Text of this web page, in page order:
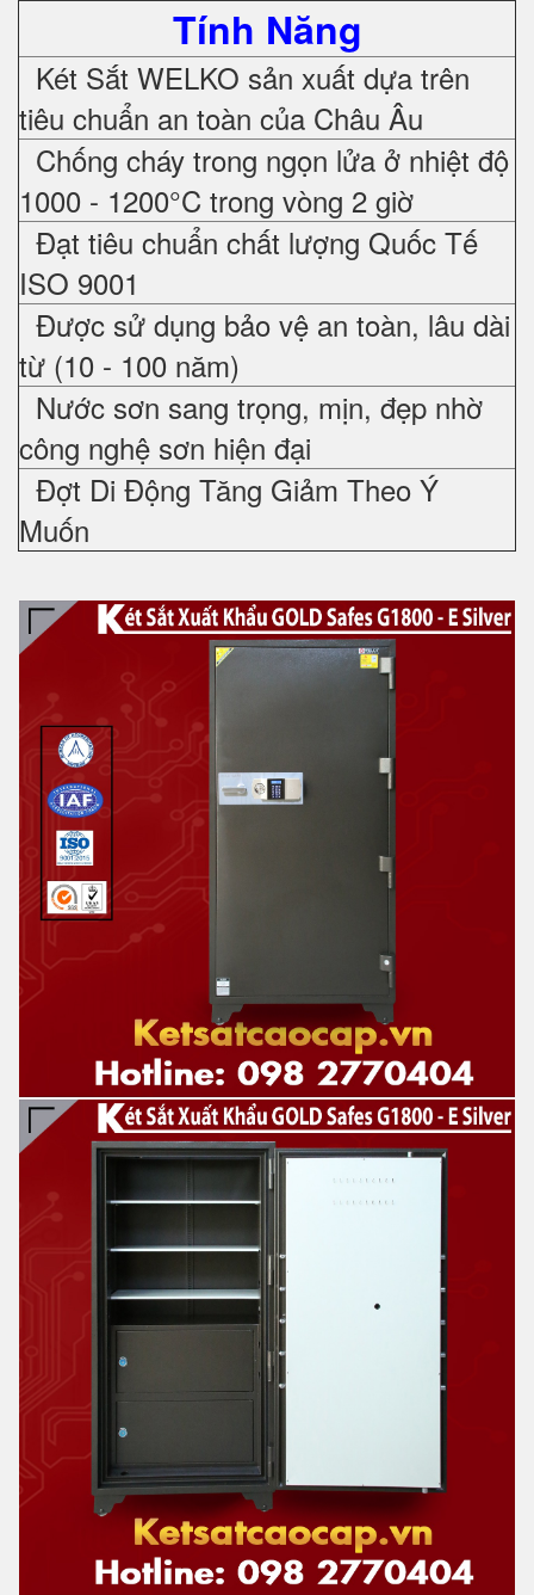
Tính Năng
Két Sắt WELKO sản xuất dựa trên
tiêu chuẩn an toàn của Châu Âu
Chống cháy trong ngọn lửa ở nhiệt độ
1000 - 1200°C trong vòng 2 giờ
Đạt tiêu chuẩn chất lượng Quốc Tế
ISO 9001
Được sử dụng bảo vệ an toàn, lâu dài
từ (10 - 100 năm)
Nước sơn sang trọng, mịn, đẹp nhờ
công nghệ sơn hiện đại
Đợt Di Động Tăng Giảm Theo Ý
Muốn